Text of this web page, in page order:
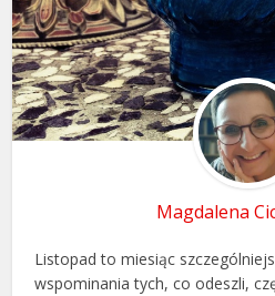
Magdalena
Listopad to miesiąc
wspominania tych, co odeszli,